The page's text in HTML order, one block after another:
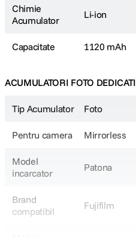
Chimie
Acumulator
Li-ion
Capacitate 1120 mAh
ACUMULATORI FOTO DEDICATI
Tip Acumulator Foto
Pentru camera Mirrorless
Model
incarcator
Patona
Brand
compatibil
Fujifilm